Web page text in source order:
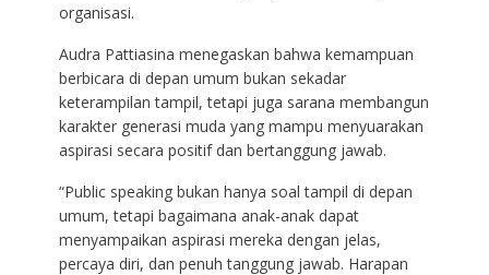
organisasi.
Audra Pattiasina menegaskan bahwa kemampuan
berbicara di depan umum bukan sekadar
keterampilan tampil, tetapi juga sarana membangun
karakter generasi muda yang mampu menyuarakan
aspirasi secara positif dan bertanggung jawab.
“Public speaking bukan hanya soal tampil di depan
umum, tetapi bagaimana anak-anak dapat
menyampaikan aspirasi mereka dengan jelas,
percaya diri, dan penuh tanggung jawab. Harapan